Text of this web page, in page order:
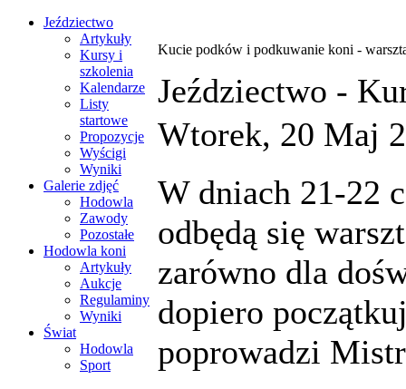
Jeździectwo
Artykuły
Kursy i
szkolenia
Kalendarze
Listy
startowe
Propozycje
Wyścigi
Wyniki
Galerie zdjęć
Hodowla
Zawody
Pozostałe
Hodowla koni
Artykuły
Aukcje
Regulaminy
Wyniki
Świat
Hodowla
Sport
Kucie podków i podkuwanie koni -
Jeździectwo -
Wtorek, 20 Maj
W dniach 21-22
odbędą się
zarówno dla
dopiero
poprowadzi